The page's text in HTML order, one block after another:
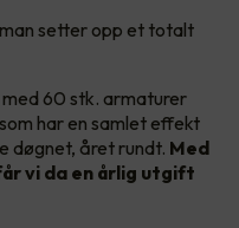
setter opp et totalt
med 60 stk. armaturer
har en samlet effekt
døgnet, året rundt. Med
vi da en årlig utgift